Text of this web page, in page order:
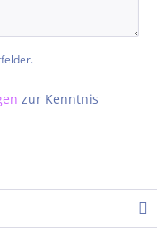
zur Kenntnis